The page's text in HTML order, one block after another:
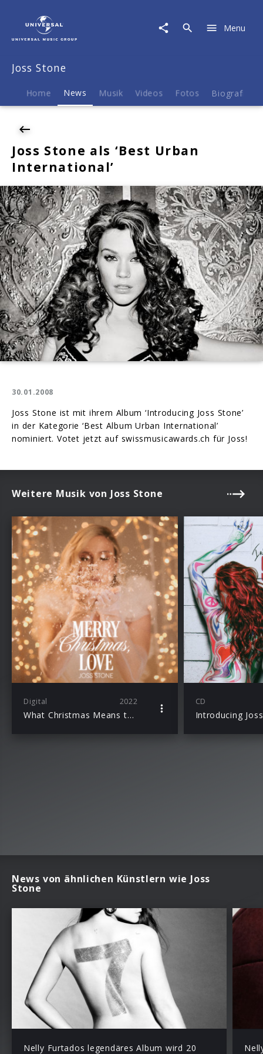
News
Joss
'Best
International'
Menu
Joss Stone
Home News Musik Videos Fotos Biografie
Joss Stone als ‘Best Urban
International’
30.01.2008
Joss Stone ist mit ihrem Album ‘Introducing Joss Stone’
in der Kategorie ‘Best Album Urban International’
nominiert. Votet jetzt auf swissmusicawards.ch für Joss!
Weitere Musik von Joss Stone
Digital 2022
What Christmas Means to Me
CD
News von ähnlichen Künstlern wie Joss
Stone
Nelly Furtados legendäres Album wird 20